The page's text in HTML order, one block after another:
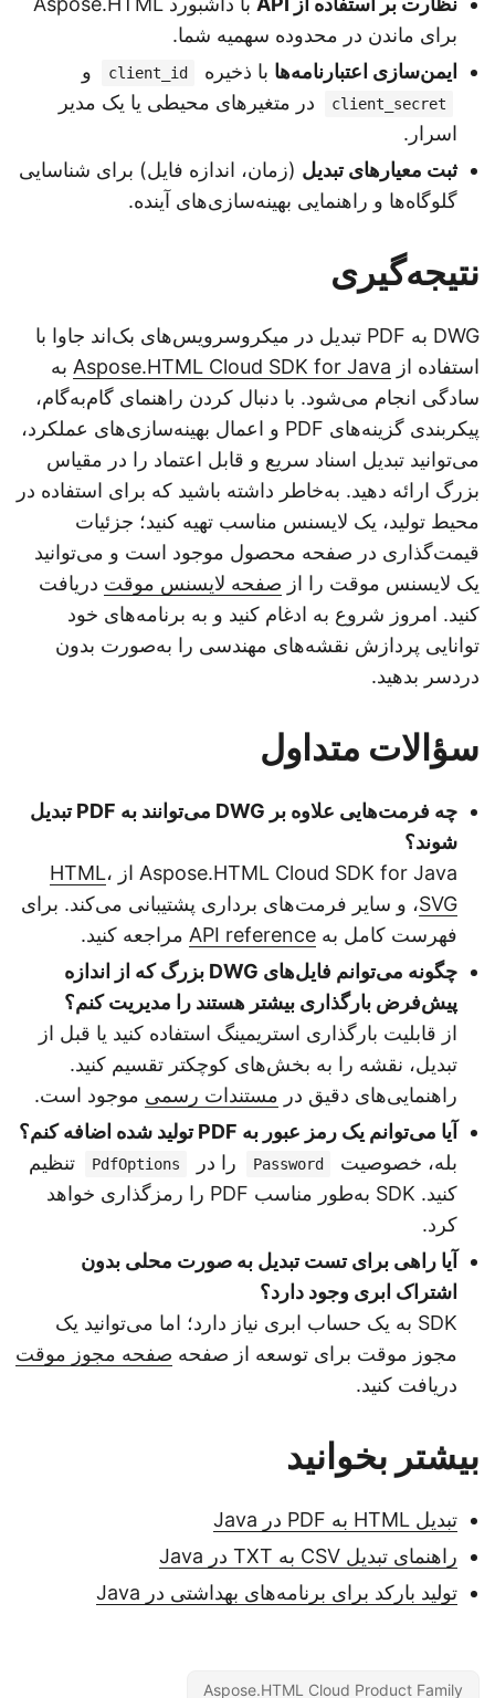
برای ماندن در محدوده سهمیه شما.
ایمن‌سازی اعتبارنامه‌هابا ذخیره client_id
client_secret
در متغیرهای محیطی یا یک مدیر
اسرار.
ثبت معیارهای تبدیل(زمان، اندازه فایل) برای شناسایی
گلوگاه‌ها و راهنمایی بهینه‌سازی‌های آینده.
نتیجه‌گیری
DWG به PDF تبدیل در میکروسرویس‌های بک‌اند جاوا با
استفاده از Aspose.HTML Cloud SDK for Javaبه
سادگی انجام می‌شود. با دنبال کردن راهنمای گام‌به‌گام،
پیکربندی گزینه‌های PDF و اعمال بهینه‌سازی‌های عملکرد،
می‌توانید تبدیل اسناد سریع و قابل اعتماد را در مقیاس
بزرگ ارائه دهید. به‌خاطر داشته باشید که برای استفاده در
محیط تولید، یک لایسنس مناسب تهیه کنید؛ جزئیات
قیمت‌گذاری در صفحه محصول موجود است و می‌توانید
یک لایسنس موقت را از صفحه لایسنس موقتدریافت
کنید. امروز شروع به ادغام کنید و به برنامه‌های خود
توانایی پردازش نقشه‌های مهندسی را به‌صورت بدون
دردسر بدهید.
سؤالات متداول
چه فرمت‌هایی علاوه بر DWG می‌توانند به PDF تبدیل
شوند؟
Aspose.HTML Cloud SDK for Java از
HTML
SVG، و سایر فرمت‌های برداری پشتیبانی می‌کند. برای
فهرست کامل بهAPI referenceمراجعه کنید.
چگونه می‌توانم فایل‌های DWG بزرگ که از اندازه
پیش‌فرض بارگذاری بیشتر هستند را مدیریت کنم؟
از قابلیت بارگذاری استریمینگ استفاده کنید یا قبل از
تبدیل، نقشه را به بخش‌های کوچکتر تقسیم کنید.
راهنمایی‌های دقیق در مستندات رسمیموجود است.
آیا می‌توانم یک رمز عبور به PDF تولید شده اضافه کنم؟
بله، خصوصیت
Password را در PdfOptions
تنظیم
کنید. SDK به‌طور مناسب PDF را رمزگذاری خواهد
کرد.
آیا راهی برای تست تبدیل به صورت محلی بدون
اشتراک ابری وجود دارد؟
SDK به یک حساب ابری نیاز دارد؛ اما می‌توانید یک
مجوز موقت برای توسعه از صفحهصفحه مجوز موقت
دریافت کنید.
بیشتر بخوانید
تبدیل HTML به PDF در Java
راهنمای تبدیل CSV به TXT در Java
تولید بارکد برای برنامه‌های بهداشتی در Java
Aspose.HTML Cloud Product Family